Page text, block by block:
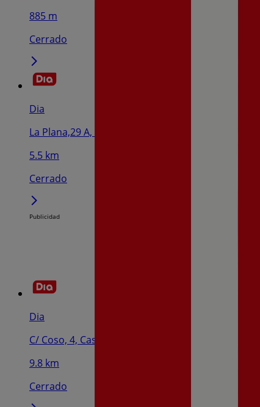
885 m
Cerrado
Dia
La Plana,29 A, Murchante
5.5 km
Cerrado
Publicidad
Dia
C/ Coso, 4, Cascante
9.8 km
Cerrado